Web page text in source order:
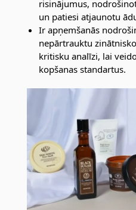
risinājumus,
un patiesi atjaunotu
Ir apņemšanās
nepārtrauktu
kritisku analīzi, lai
kopšanas standartus.